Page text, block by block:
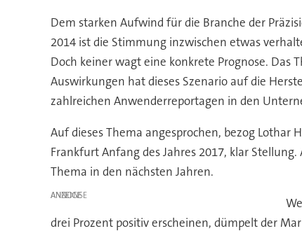
Dem starken Aufwind für die Branche der
2014 ist die Stimmung inzwischen etwas
Doch keiner wagt eine konkrete Prognose. Das
Auswirkungen hat dieses Szenario auf die
zahlreichen Anwenderreportagen in den
Auf dieses Thema angesprochen, bezog Lothar
Frankfurt Anfang des Jahres 2017, klar
Thema in den nächsten Jahren.
ANZEIGE
drei Prozent positiv erscheinen, dümpelt der